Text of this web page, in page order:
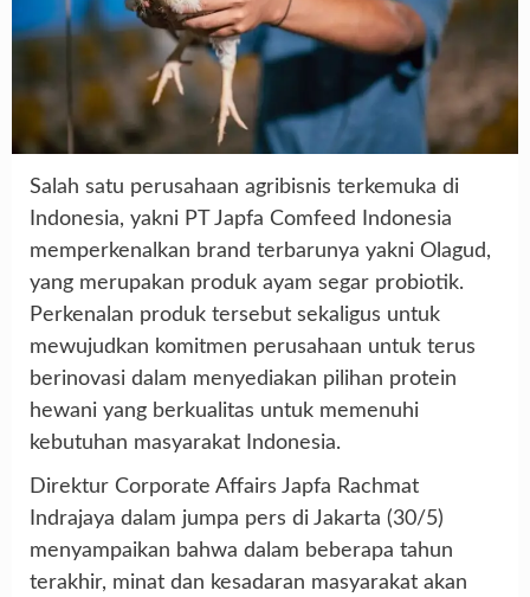
Salah satu perusahaan agribisnis terkemuka di
Indonesia, yakni PT Japfa Comfeed Indonesia
memperkenalkan brand terbarunya yakni Olagud,
yang merupakan produk ayam segar probiotik.
Perkenalan produk tersebut sekaligus untuk
mewujudkan komitmen perusahaan untuk terus
berinovasi dalam menyediakan pilihan protein
hewani yang berkualitas untuk memenuhi
kebutuhan masyarakat Indonesia.
Direktur Corporate Affairs Japfa Rachmat
Indrajaya dalam jumpa pers di Jakarta (30/5)
menyampaikan bahwa dalam beberapa tahun
terakhir, minat dan kesadaran masyarakat akan